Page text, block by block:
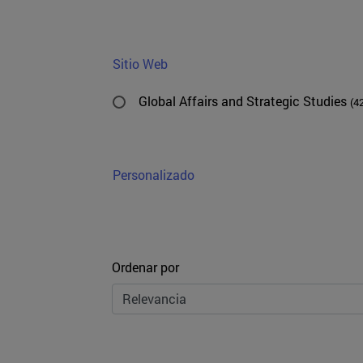
Sitio Web
Global Affairs and Strategic Studies
Personalizado
Ordenar
Ordenar por